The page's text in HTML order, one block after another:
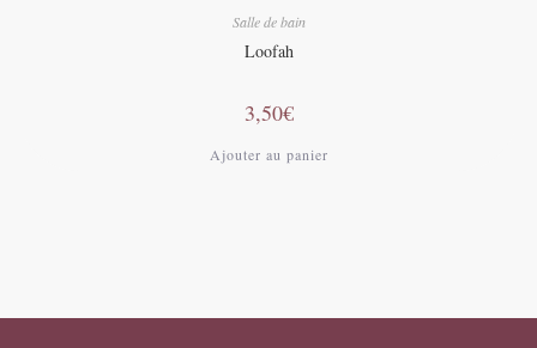
Salle de bain
Loofah
3,50€
Ajouter au panier